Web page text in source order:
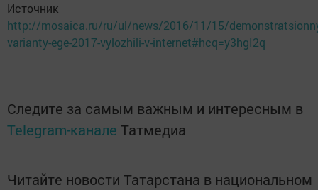
Источник
http://mosaica.ru/ru/ul/news/2016/11/15/
varianty-ege-2017-vylozhili-v-internet#hcq=y3hgI2q
Следите за самым важным и интересным в
Telegram-канале Татмедиа
Читайте новости Татарстана в национальном